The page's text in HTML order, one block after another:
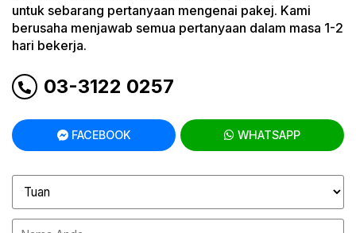
untuk sebarang pertanyaan mengenai pakej. Kami
berusaha menjawab semua pertanyaan dalam masa 1-2
hari bekerja.
03-3122 0257
FACEBOOK WHATSAPP